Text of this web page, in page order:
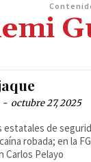
- octubre 27, 2025
de
robada; en la
Carlos Pelayo